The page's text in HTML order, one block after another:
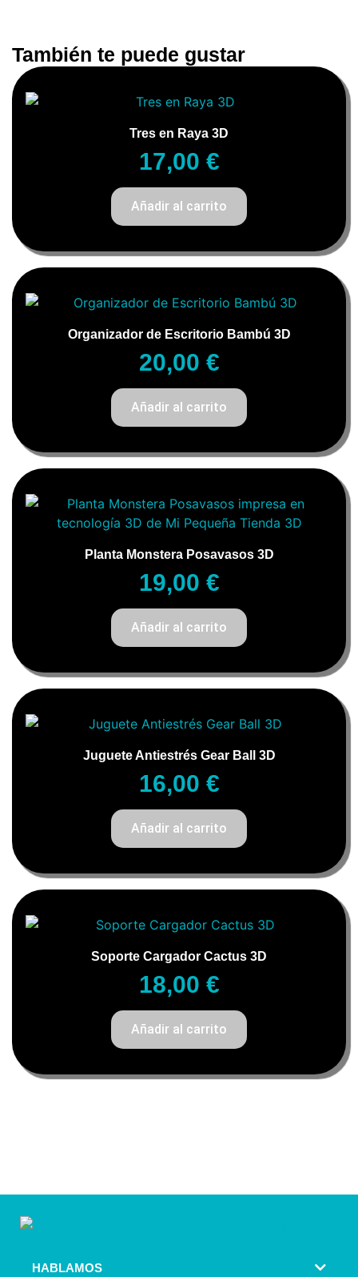
También te puede gustar
Tres en Raya 3D
17,00 €
Añadir al carrito
Organizador de Escritorio Bambú 3D
20,00 €
Añadir al carrito
Planta Monstera Posavasos 3D
19,00 €
Añadir al carrito
Juguete Antiestrés Gear Ball 3D
16,00 €
Añadir al carrito
Soporte Cargador Cactus 3D
18,00 €
Añadir al carrito
HABLAMOS